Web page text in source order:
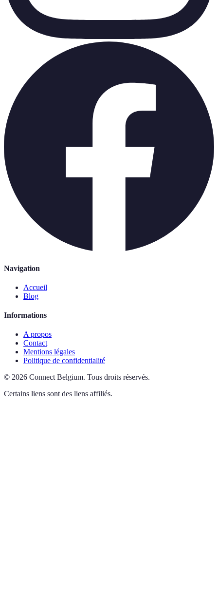
Navigation
Accueil
Blog
Informations
A propos
Contact
Mentions légales
Politique de confidentialité
© 2026 Connect Belgium. Tous droits réservés.
Certains liens sont des liens affiliés.